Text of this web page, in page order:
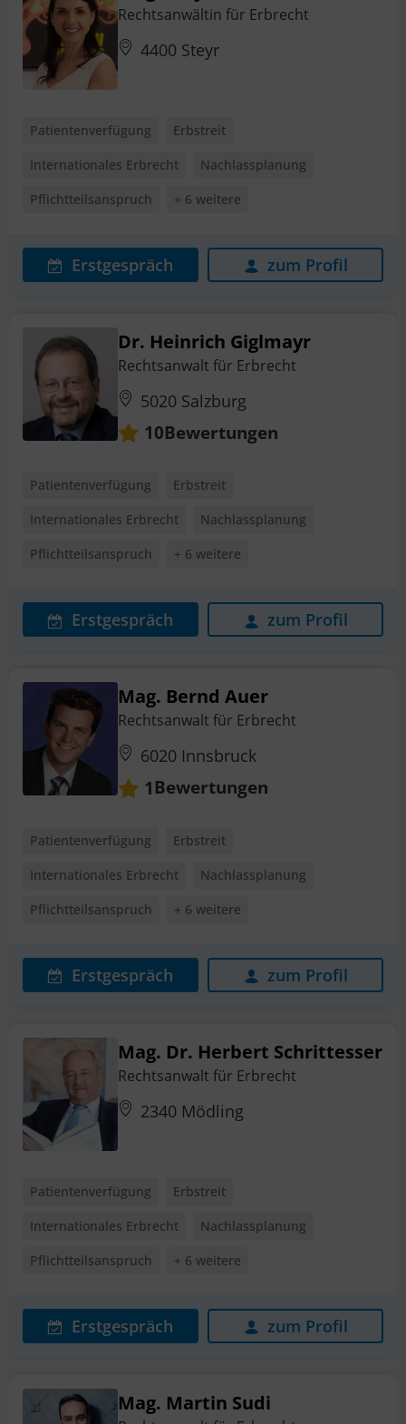
Rechtsanwältin für Erbrecht
4400 Steyr
Patientenverfügung
Erbstreit
Internationales Erbrecht
Nachlassplanung
Pflichtteilsanspruch
+ 6 weitere
Erstgespräch zum Profil
Dr. Heinrich Giglmayr
Rechtsanwalt für Erbrecht
5020 Salzburg
10Bewertungen
Patientenverfügung
Erbstreit
Internationales Erbrecht
Nachlassplanung
Pflichtteilsanspruch
+ 6 weitere
Erstgespräch zum Profil
Mag. Bernd Auer
Rechtsanwalt für Erbrecht
6020 Innsbruck
1Bewertungen
Patientenverfügung
Erbstreit
Internationales Erbrecht
Nachlassplanung
Pflichtteilsanspruch
+ 6 weitere
Erstgespräch zum Profil
Mag. Dr. Herbert Schrittesser
Rechtsanwalt für Erbrecht
2340 Mödling
Patientenverfügung
Erbstreit
Internationales Erbrecht
Nachlassplanung
Pflichtteilsanspruch
+ 6 weitere
Erstgespräch zum Profil
Mag. Martin Sudi